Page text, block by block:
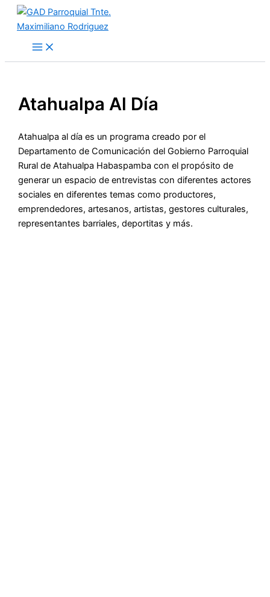
Atahualpa Al Día
Atahualpa al día es un programa creado por el
Departamento de Comunicación del Gobierno Parroquial
Rural de Atahualpa Habaspamba con el propósito de
generar un espacio de entrevistas con diferentes actores
sociales en diferentes temas como productores,
emprendedores, artesanos, artistas, gestores culturales,
representantes barriales, deportitas y más.